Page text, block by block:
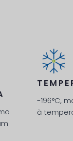
-196°C,
à